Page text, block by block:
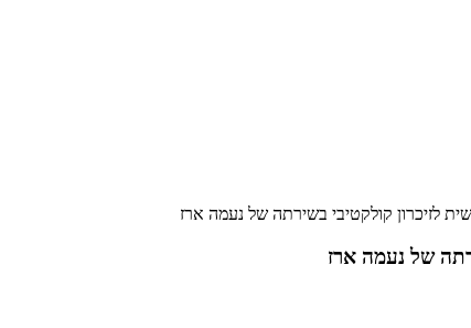
לזיכרון קולקטיבי בשירתה של נעמה ארז
של נעמה ארז